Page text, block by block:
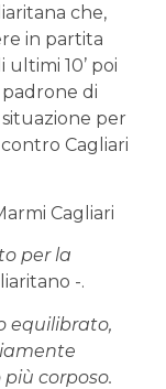
che,
in partita
10’ poi
padrone di
per
Cagliari
Cagliari
per la
-.
equilibrato,
corposo.